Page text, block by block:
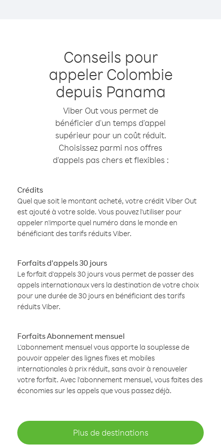
Conseils pour
appeler Colombie
depuis Panama
Viber Out vous permet de
bénéficier d'un temps d'appel
supérieur pour un coût réduit.
Choisissez parmi nos offres
d'appels pas chers et flexibles :
Crédits
Quel que soit le montant acheté, votre crédit Viber Out
est ajouté à votre solde. Vous pouvez l'utiliser pour
appeler n'importe quel numéro dans le monde en
bénéficiant des tarifs réduits Viber.
Forfaits d'appels 30 jours
Le forfait d'appels 30 jours vous permet de passer des
appels internationaux vers la destination de votre choix
pour une durée de 30 jours en bénéficiant des tarifs
réduits Viber.
Forfaits Abonnement mensuel
L'abonnement mensuel vous apporte la souplesse de
pouvoir appeler des lignes fixes et mobiles
internationales à prix réduit, sans avoir à renouveler
votre forfait. Avec l'abonnement mensuel, vous faites des
économies sur les appels que vous passez déjà.
Plus de destinations